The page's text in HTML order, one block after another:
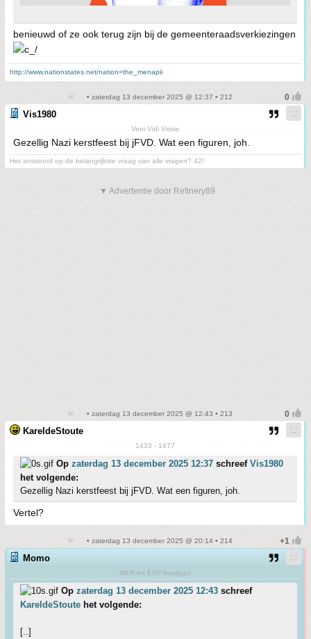
benieuwd of ze ook terug zijn bij de gemeenteraadsverkiezingen
http://www.nationstates.net/nation=the_menapii
• zaterdag 13 december 2025 @ 12:37 • 212
Vis1980
Veni Vidi Vissie
Gezellig Nazi kerstfeest bij jFVD. Wat een figuren, joh.
Het antwoord op de belangrijkste vraag van alle vragen? 42!
▼ Advertentie door Refinery89
• zaterdag 13 december 2025 @ 12:43 • 213
KareldeStoute
1433 - 1477
Op zaterdag 13 december 2025 12:37 schreef Vis1980
het volgende:
Gezellig Nazi kerstfeest bij jFVD. Wat een figuren, joh.
Vertel?
• zaterdag 13 december 2025 @ 20:14 • 214
Momo
WLR en ESF hooligan
Op zaterdag 13 december 2025 12:43 schreef
KareldeStoute het volgende:
[..]